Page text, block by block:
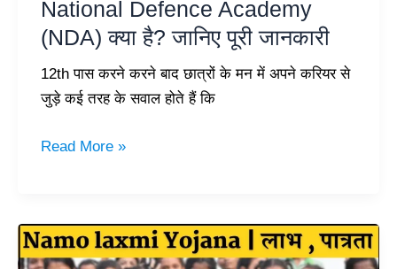
National Defence Academy
(NDA) क्या है? जानिए पूरी जानकारी
12th पास करने करने बाद छात्रों के मन में अपने करियर से
जुड़े कई तरह के सवाल होते हैं कि
Read More »
Namo
Laxmi